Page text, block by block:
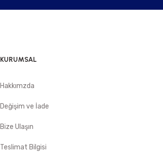
KURUMSAL
Hakkımzda
Değişim ve İade
Bize Ulaşın
Teslimat Bilgisi